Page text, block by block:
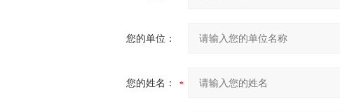
您的单位：
您的姓名：